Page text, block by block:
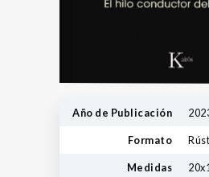
Año de Publicación
Formato
Medidas